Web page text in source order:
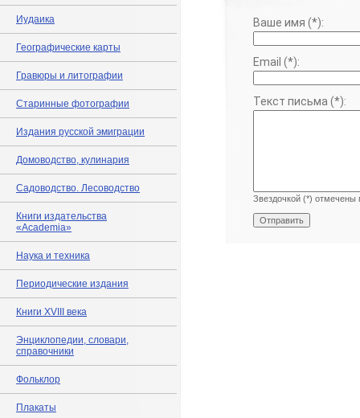
Иудаика
Географические карты
Гравюры и литографии
Старинные фотографии
Издания русской эмиграции
Домоводство, кулинария
Садоводство. Лесоводство
Книги издательства
«Academia»
Наука и техника
Периодические издания
Книги XVIII века
Энциклопедии, словари,
справочники
Фольклор
Плакаты
Ваше имя (*):
Email (*):
Текст письма (*):
Звездочкой (*) отмечены